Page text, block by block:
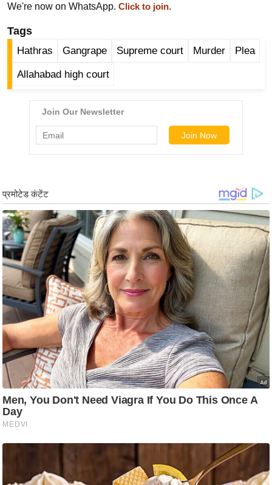
ड
फि
स
मी
i
n
g
N
e
w
s
ला
इ
फ
स्टा
इ
टे
क्नॉ
लॉ
जी
टी
We're now on WhatsApp. Click to join.
Tags
Hathras Gangrape Supreme court Murder Plea
Allahabad high court